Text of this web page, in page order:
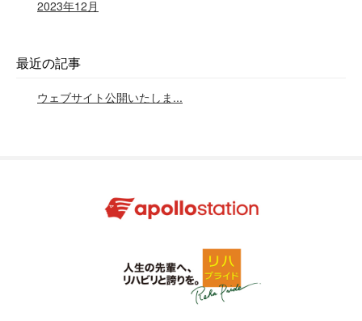
2023年12月
最近の記事
ウェブサイト公開いたしま...